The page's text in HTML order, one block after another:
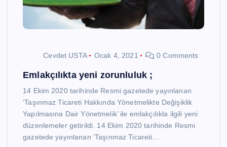
Cevdet USTA Ocak 4, 2021 0 Comments
Emlakçılıkta yeni zorunluluk ;
14 Ekim 2020 tarihinde Resmi gazetede yayınlanan
‘Taşınmaz Ticareti Hakkında Yönetmelikte Değişiklik
Yapılmasına Dair Yönetmelik’ ile emlakçılıkla ilgili yeni
düzenlemeler getirildi. 14 Ekim 2020 tarihinde Resmi
gazetede yayınlanan ‘Taşınmaz Ticareti…